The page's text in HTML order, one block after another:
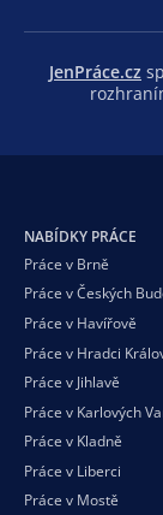
JenPráce.cz
NABÍDKY PRÁCE
Práce v Brně
Práce v Českých
Práce v Havířově
Práce v Hradci
Práce v Jihlavě
Práce v Karlových
Práce v Kladně
Práce v Liberci
Práce v Mostě